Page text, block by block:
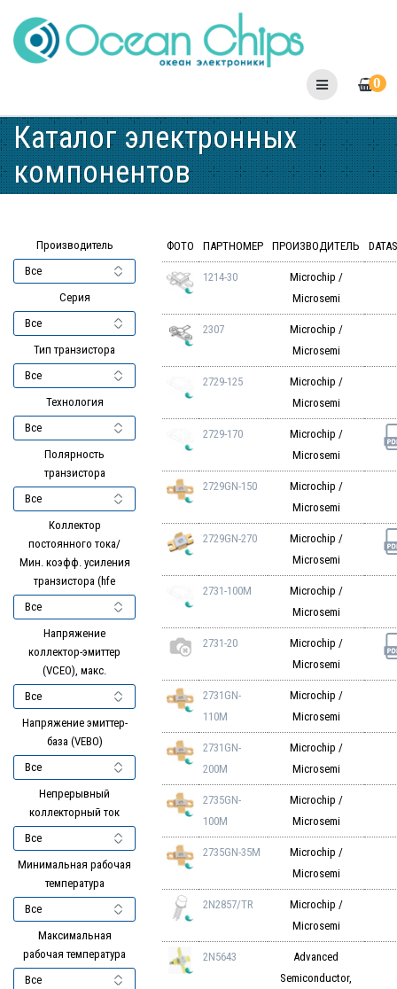
to
content
0
Каталог электронных
компонентов
Производитель
Серия
Тип транзистора
Технология
Полярность
транзистора
Коллектор
постоянного тока/
Мин. коэфф. усиления
транзистора (hfe
Напряжение
коллектор-эмиттер
(VCEO), макс.
Напряжение эмиттер-
база (VEBO)
Непрерывный
коллекторный ток
Минимальная рабочая
температура
Максимальная
рабочая температура
ФОТО ПАРТНОМЕР ПРОИЗВОДИТЕЛЬ
1214-30
Microchip /
Microsemi
2307
Microchip /
Microsemi
2729-125
Microchip /
Microsemi
2729-170
Microchip /
Microsemi
2729GN-150
Microchip /
Microsemi
2729GN-270
Microchip /
Microsemi
2731-100M
Microchip /
Microsemi
2731-20
Microchip /
Microsemi
2731GN-
110M
Microchip /
Microsemi
2731GN-
200M
Microchip /
Microsemi
2735GN-
100M
Microchip /
Microsemi
2735GN-35M
Microchip /
Microsemi
2N2857/TR
Microchip /
Microsemi
2N5643
Advanced
Semiconductor,